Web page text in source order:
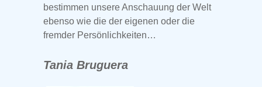
bestimmen unsere Anschauung der Welt
ebenso wie die der eigenen oder die
fremder Persönlichkeiten…
Tania Bruguera